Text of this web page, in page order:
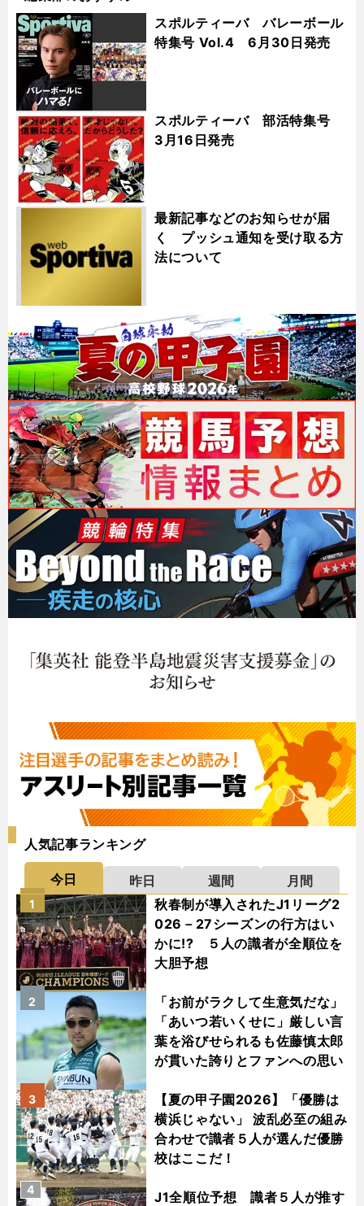
スポルティーバ バレーボール
特集号 Vol.4 6月30日発売
スポルティーバ 部活特集号
3月16日発売
最新記事などのお知らせが届
く プッシュ通知を受け取る方
法について
人気記事ランキング
今日 昨日 週間
月間
秋春制が導入されたJ1リーグ2
026－27シーズンの行方はい
かに!? ５人の識者が全順位を
大胆予想
1
「お前がラクして生意気だな」
「あいつ若いくせに」厳しい言
葉を浴びせられるも佐藤慎太郎
が貫いた誇りとファンへの思い
2
【夏の甲子園2026】「優勝は
横浜じゃない」 波乱必至の組み
合わせで識者５人が選んだ優勝
校はここだ！
3
J1全順位予想 識者５人が推す
4